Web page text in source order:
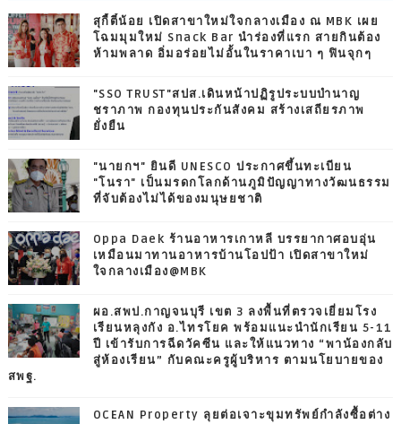
สุกี้ตี๋น้อย เปิดสาขาใหม่ใจกลางเมือง ณ MBK เผย
โฉมมุมใหม่ Snack Bar นำร่องที่แรก สายกินต้อง
ห้ามพลาด อิ่มอร่อยไม่อั้นในราคาเบา ๆ ฟินจุกๆ
"SSO TRUST"สปส.เดินหน้าปฏิรูประบบบำนาญ
ชราภาพ กองทุนประกันสังคม สร้างเสถียรภาพ
ยั่งยืน
"นายกฯ" ยินดี UNESCO ประกาศขึ้นทะเบียน
"โนรา" เป็นมรดกโลกด้านภูมิปัญญาทางวัฒนธรรม
ที่จับต้องไม่ได้ของมนุษยชาติ
Oppa Daek ร้านอาหารเกาหลี บรรยากาศอบอุ่น
เหมือนมาทานอาหารบ้านโอปป้า เปิดสาขาใหม่
ใจกลางเมือง@MBK
ผอ.สพป.กาญจนบุรี เขต 3 ลงพื้นที่ตรวจเยี่ยมโรง
เรียนหลุงกัง อ.ไทรโยค พร้อมแนะนำนักเรียน 5-11
ปี เข้ารับการฉีดวัคซีน และให้แนวทาง “พาน้องกลับ
สู่ห้องเรียน” กับคณะครูผู้บริหาร ตามนโยบายของ
สพฐ.
OCEAN Property ลุยต่อเจาะขุมทรัพย์กำลังซื้อต่าง